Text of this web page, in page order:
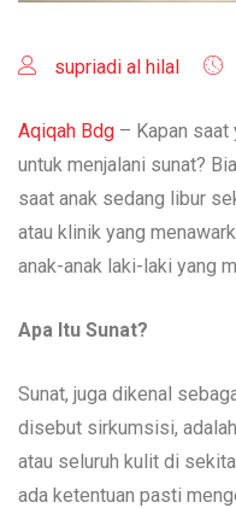
supriadi al hilal
Aqiqah Bdg – Kapan saat
untuk menjalani sunat?
saat anak sedang libur
atau klinik yang
anak-anak laki-laki yang
Apa Itu Sunat?
Sunat, juga dikenal
disebut sirkumsisi,
atau seluruh kulit di
ada ketentuan pasti